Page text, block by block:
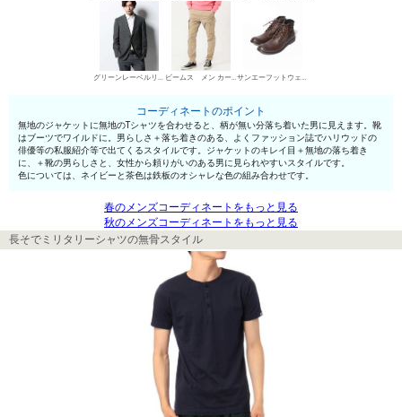
グリーンレーベルリラクシング カジュアルジャケット ビームス メン カーゴパンツ サンエーフットウェア ワークブーツ
コーディネートのポイント
無地のジャケットに無地のTシャツを合わせると、柄が無い分落ち着いた男に見えます。靴
はブーツでワイルドに。男らしさ＋落ち着きのある、よくファッション誌でハリウッドの
俳優等の私服紹介等で出てくるスタイルです。ジャケットのキレイ目＋無地の落ち着き
に、＋靴の男らしさと、女性から頼りがいのある男に見られやすいスタイルです。
色については、ネイビーと茶色は鉄板のオシャレな色の組み合わせです。
春のメンズコーディネートをもっと見る
秋のメンズコーディネートをもっと見る
長そでミリタリーシャツの無骨スタイル